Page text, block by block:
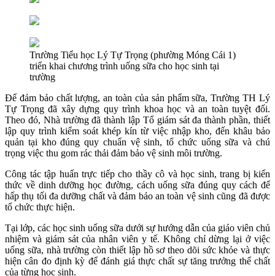
Trường Tiểu học Lý Tự Trọng (phường Móng Cái 1)
triển khai chương trình uống sữa cho học sinh tại
trường
Để đảm bảo chất lượng, an toàn của sản phẩm sữa, Trường TH Lý
Tự Trọng đã xây dựng quy trình khoa học và an toàn tuyệt đối.
Theo đó, Nhà trường đã thành lập Tổ giám sát đa thành phần, thiết
lập quy trình kiểm soát khép kín từ việc nhập kho, đến khâu bảo
quản tại kho đúng quy chuẩn vệ sinh, tổ chức uống sữa và chú
trọng việc thu gom rác thải đảm bảo vệ sinh môi trường.
Công tác tập huấn trực tiếp cho thầy cô và học sinh, trang bị kiến
thức về dinh dưỡng học đường, cách uống sữa đúng quy cách để
hấp thụ tối đa dưỡng chất và đảm bảo an toàn vệ sinh cũng đã được
tổ chức thực hiện.
Tại lớp, các học sinh uống sữa dưới sự hướng dẫn của giáo viên chủ
nhiệm và giám sát của nhân viên y tế. Không chỉ dừng lại ở việc
uống sữa, nhà trường còn thiết lập hồ sơ theo dõi sức khỏe và thực
hiện cân đo định kỳ để đánh giá thực chất sự tăng trưởng thể chất
của từng học sinh.